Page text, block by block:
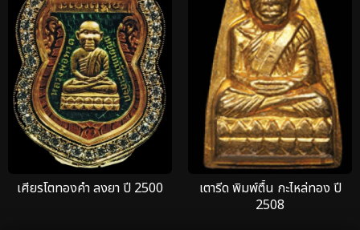
เศียรโตทองคำ ลงยา ปี 2500
เตารีด พิมพ์ตื้น กะไหล่ทอง ปี
2508